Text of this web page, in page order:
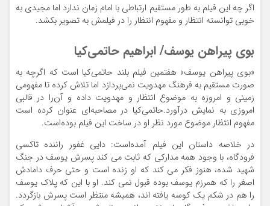
اگر چه این فیلم به طور مستقیم ارتباطی با امام زمان ندارد اما مجیدی به
خوبی توانسته انتظار و مفهوم انتظار را در فیلمش به تصویر بکشد.
بوی پیراهن یوسف/ ابراهیم حاتمی‌کیا
«بوی پیراهن یوسف» هفتمین فیلم بلند حاتمی‌کیا است که اگرچه به
صورت مستقیم به فرهنگ مهدویت نمی‌پردازد اما تلاش کرده تا مفهومی
زمینی و امروزه به موضوع انتظار و مهدویت داده و آن‌را در قالبی
امروزی به نمایش درآورد.حاتمی‌کیا در مصاحبه‌ای عنوان کرده است
مفهوم انتظار موضوع مورد نظر او در ساخت این فیلم بوده‌است.
در خلاصه داستان این فیلم آمده‌است: دایی غفور راننده تاکسی
فرودگاه،‌ با وجود همه مدارکی که ثابت می کند پسرش یوسف در جنگ
شهید شده، هنوز فکر می کند که او زنده است و حتی حرف دامادش
اصغر را که همرزم یوسف بوده قبول نمی کند. او با این که پلاک یوسف
را هم در شکم یک کوسه یافته اند، همیشه منتظر است پسرش بازگردد.